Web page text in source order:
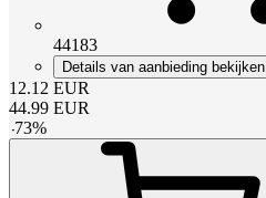
44183
Details van aanbieding bekijken
12.12 EUR
44.99 EUR
-73%